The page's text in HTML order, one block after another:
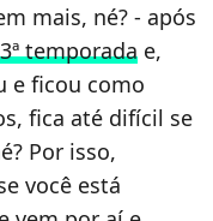
mais, né? - após
temporada e,
e ficou como
fica até difícil se
Por isso,
você está